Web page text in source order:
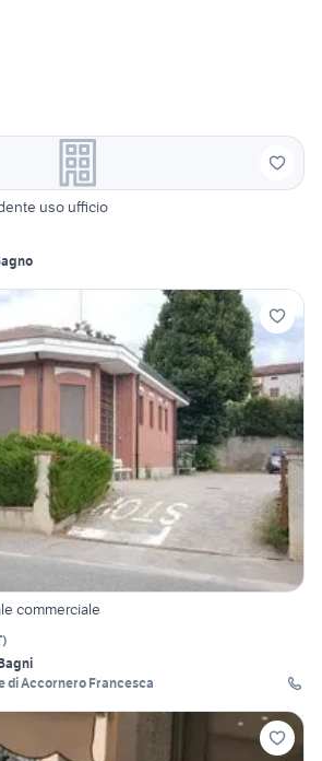
uso ufficio
commerciale
)
di Accornero Francesca